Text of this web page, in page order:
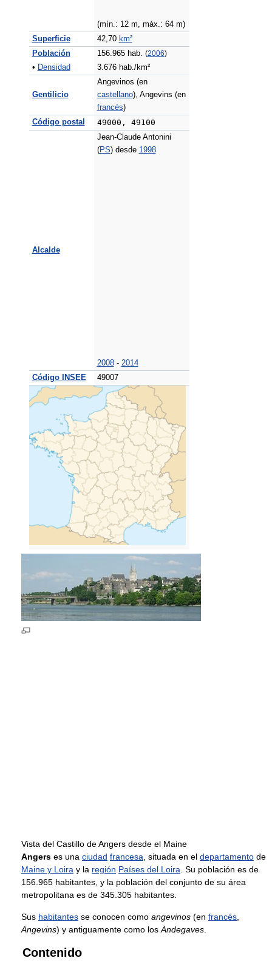
(mín.: 12 m, máx.: 64 m)
Superficie
42,70 km²
Población
156.965 hab. (2006)
• Densidad 3.676 hab./km²
Gentilicio
Angevinos (en
castellano), Angevins (en
francés)
Código postal
49000, 49100
Alcalde
Jean-Claude Antonini
(PS) desde 1998
2008- 2014
Código INSEE
49007
Vista del Castillo de Angers desde el Maine
Angers es una ciudad francesa, situada en el departamento de
Maine y Loira y la región Países del Loira. Su población es de
156.965 habitantes, y la población del conjunto de su área
metropolitana es de 345.305 habitantes.
Sus habitantes se conocen como angevinos (en francés,
Angevins) y antiguamente como losAndegaves.
Contenido